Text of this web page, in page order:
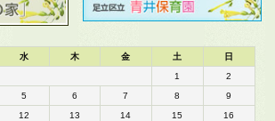
水 木 金 土
日
1
2
5 6 7 8
9
12 13 14 15 16